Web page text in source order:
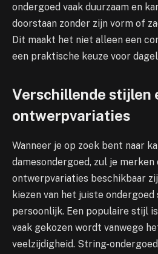
ondergoed vaak duurzaam en
doorstaan zonder zijn vorm of
Dit maakt het niet alleen een
een praktische keuze voor
Verschillende stijlen
ontwerpvariaties
Wanneer je op zoek bent naar
damesondergoed, zul je
ontwerpvariaties beschikbaar
kiezen van het juiste ondergoed
persoonlijk. Een populaire stijl
vaak gekozen wordt vanwege
veelzijdigheid. String-